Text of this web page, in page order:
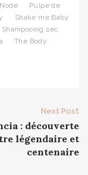
Nodé
Pulpe de
Shake me Baby
Shampooing sec
The Body
Next Post
: découverte
légendaire et
centenaire